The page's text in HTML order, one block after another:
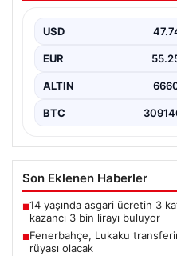
USD
EUR
ALTIN
BTC
Son Eklenen Haberler
■14 yaşında asgari ücretin 3
kazancı 3 bin lirayı buluyor
■Fenerbahçe, Lukaku
rüyası olacak